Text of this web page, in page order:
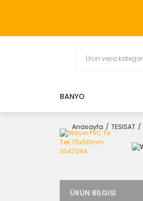
BANYO
Anasayfa TESİSAT
ÜRÜN BILGISI